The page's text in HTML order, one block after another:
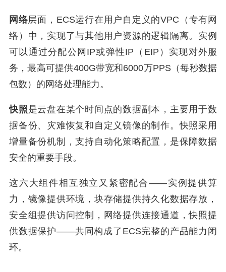
网络层面，ECS运行在用户自定义的VPC（专有网
络）中，实现了与其他用户资源的逻辑隔离。实例
可以通过分配公网IP或弹性IP（EIP）实现对外服
务，最高可提供400G带宽和6000万PPS（每秒数据
包数）的网络处理能力。
快照是云盘在某个时间点的数据副本，主要用于数
据备份、灾难恢复和自定义镜像的制作。快照采用
增量备份机制，支持自动化策略配置，是保障数据
安全的重要手段。
这六大组件相互独立又紧密配合——实例提供算
力，镜像提供环境，块存储提供持久化数据存放，
安全组提供访问控制，网络提供连接通道，快照提
供数据保护——共同构成了ECS完整的产品能力闭
环。